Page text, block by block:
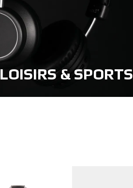
LOISIRS & SPORTS